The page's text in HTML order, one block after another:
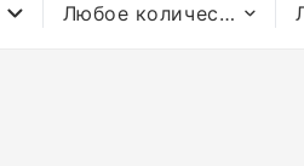
Любое количество спален